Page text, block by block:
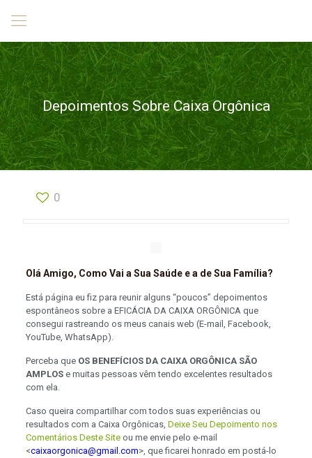
Depoimentos Sobre Caixa Orgônica
0
Olá Amigo, Como Vai a Sua Saúde e a de Sua Família?
Está página eu fiz para reunir alguns “poucos” depoimentos
espontâneos sobre a EFICÁCIA DA CAIXA ORGÔNICA que
consegui rastreando os meus canais web (E-mail, Facebook,
YouTube, WhatsApp).
Perceba que OS BENEFÍCIOS DA CAIXA ORGÔNICA SÃO
AMPLOSe muitas pessoas vêm tendo excelentes resultados
com ela.
Caso queira compartilhar com todos suas experiências ou
resultados com a Caixa Orgônicas, Deixe Seu Depoimento nos
Comentários Deste Siteou me envie pelo e-mail
<caixaorgonica@gmail.com>, que ficarei honrado em postá-lo